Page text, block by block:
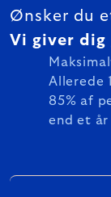
Ønsker du
Vi giver dig
Allerede
85% af
end et år